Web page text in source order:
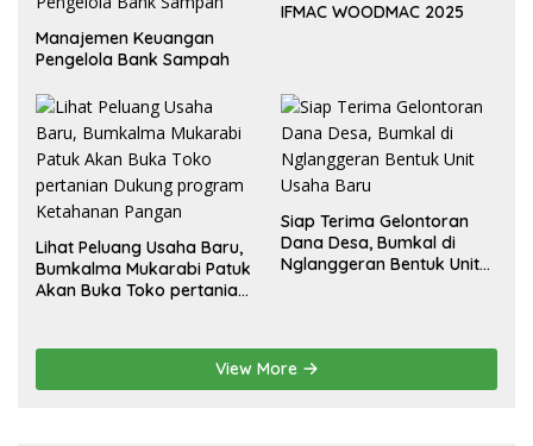
Manajemen Keuangan
Pengelola Bank Sampah
IFMAC WOODMAC 2025
Lihat Peluang Usaha Baru,
Bumkalma Mukarabi Patuk
Akan Buka Toko pertanian
Siap Terima Gelontoran
Dana Desa, Bumkal di
Nglanggeran Bentuk Unit
View More